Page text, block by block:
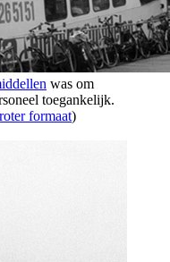
was om
toegankelijk.
formaat)